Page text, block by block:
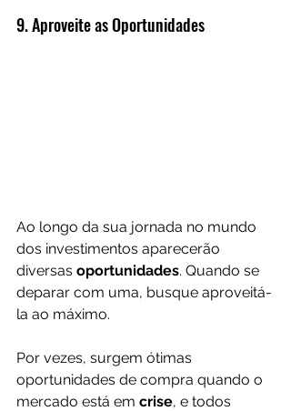
9. Aproveite as Oportunidades
Ao longo da sua jornada no mundo
dos investimentos aparecerão
diversas oportunidades. Quando se
deparar com uma, busque aproveitá-
la ao máximo.
Por vezes, surgem ótimas
oportunidades de compra quando o
mercado está em crise, e todos